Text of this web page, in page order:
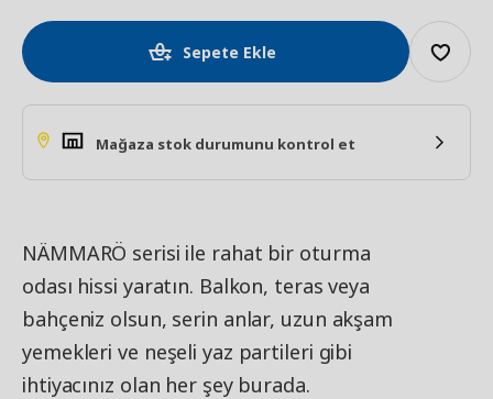
Sepete Ekle
Mağaza stok durumunu kontrol et
NÄMMARÖ serisi ile rahat bir oturma
odası hissi yaratın. Balkon, teras veya
bahçeniz olsun, serin anlar, uzun akşam
yemekleri ve neşeli yaz partileri gibi
ihtiyacınız olan her şey burada.